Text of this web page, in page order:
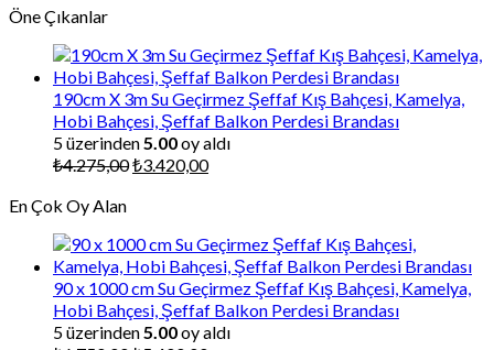
Öne Çıkanlar
190cm X 3m Su Geçirmez Şeffaf Kış Bahçesi, Kamelya,
Hobi Bahçesi, Şeffaf Balkon Perdesi Brandası
5 üzerinden 5.00oy aldı
₺4.275,00Orijinal
₺3.420,00Şu
En Çok Oy Alan
90 x 1000 cm Su Geçirmez Şeffaf Kış Bahçesi, Kamelya,
Hobi Bahçesi, Şeffaf Balkon Perdesi Brandası
5 üzerinden 5.00oy aldı